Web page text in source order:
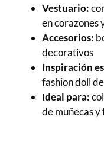
Vestuario:
en corazones
Accesorios:
decorativos
Inspiración
fashion doll
Ideal para:
de muñecas